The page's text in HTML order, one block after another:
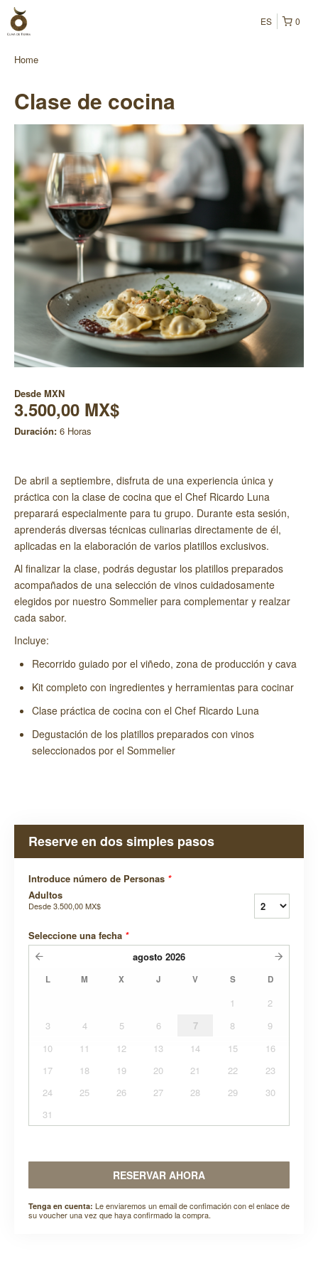
0
ES
Home
Clase de cocina
Desde MXN
3.500,00 MX$
Duración: 6 Horas
De abril a septiembre, disfruta de una experiencia única y
práctica con la clase de cocina que el Chef Ricardo Luna
preparará especialmente para tu grupo. Durante esta sesión,
aprenderás diversas técnicas culinarias directamente de él,
aplicadas en la elaboración de varios platillos exclusivos.
Al finalizar la clase, podrás degustar los platillos preparados
acompañados de una selección de vinos cuidadosamente
elegidos por nuestro Sommelier para complementar y realzar
cada sabor.
Incluye:
Recorrido guiado por el viñedo, zona de producción y cava
Kit completo con ingredientes y herramientas para cocinar
Clase práctica de cocina con el Chef Ricardo Luna
Degustación de los platillos preparados con vinos
seleccionados por el Sommelier
Reserve en dos simples pasos
Introduce número de Personas *
Adultos
Desde3.500,00 MX$
Seleccione una fecha *
agosto 2026
L M X J V S D
1
2
3
4 5 6 7 8
9
10
11 12 13 14 15
16
17
18 19 20 21 22
23
24
25 26 27 28 29
30
31
RESERVAR AHORA
Tenga en cuenta: Le enviaremos un email de confimación con el enlace de
su voucher una vez que haya confirmado la compra.